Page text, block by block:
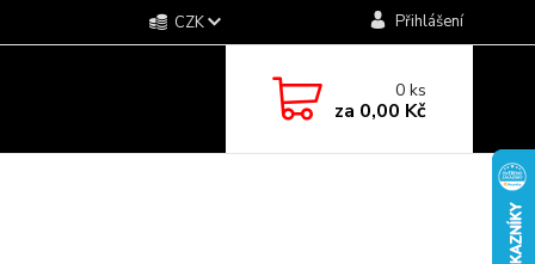
CZK Přihlášení
0ks
za 0,00 Kč